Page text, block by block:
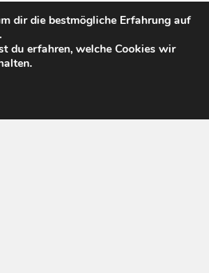
dir die bestmögliche Erfahrung auf
du erfahren, welche Cookies wir